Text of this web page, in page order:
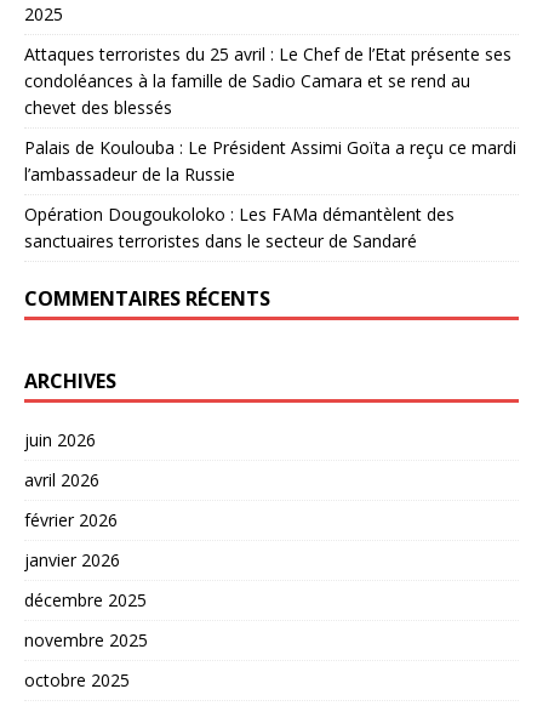
2025
Attaques terroristes du 25 avril : Le Chef de l’Etat présente ses
condoléances à la famille de Sadio Camara et se rend au
chevet des blessés
Palais de Koulouba : Le Président Assimi Goïta a reçu ce mardi
l’ambassadeur de la Russie
Opération Dougoukoloko : Les FAMa démantèlent des
sanctuaires terroristes dans le secteur de Sandaré
COMMENTAIRES RÉCENTS
ARCHIVES
juin 2026
avril 2026
février 2026
janvier 2026
décembre 2025
novembre 2025
octobre 2025